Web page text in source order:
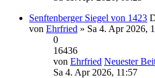
Senftenberger Siegel von 1423
von Ehrfried » Sa 4. Apr 2026,
0
16436
von Ehrfried Neuester
Sa 4. Apr 2026, 11:57